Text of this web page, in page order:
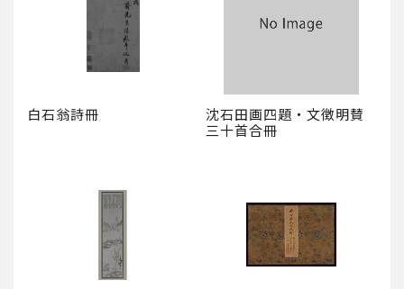
白石翁詩冊
沈石田画四題・文徴明賛
三十首合冊